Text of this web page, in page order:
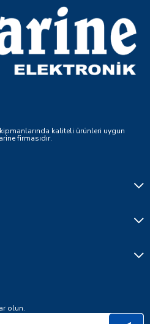
kaliteli ürünleri uygun
firmasıdır.
olun.